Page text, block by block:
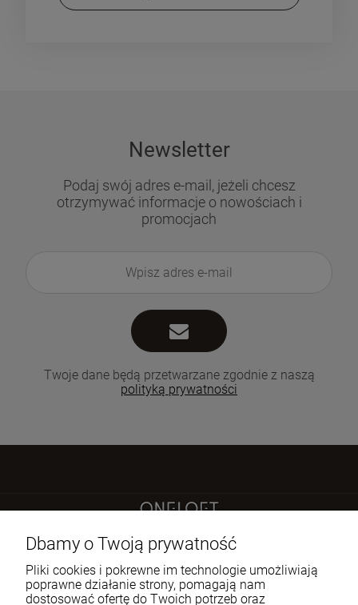
Newsletter
Podaj swój adres e-mail, jeżeli chcesz
otrzymywać informacje o nowościach i
promocjach
Twoje dane będą przetwarzane zgodnie z naszą
polityką prywatności
Sokoła 21 LU 2
722 335 445
Dbamy o Twoją prywatność
Pliki cookies i pokrewne im technologie umożliwiają
poprawne działanie strony, pomagają nam
dostosować ofertę do Twoich potrzeb oraz